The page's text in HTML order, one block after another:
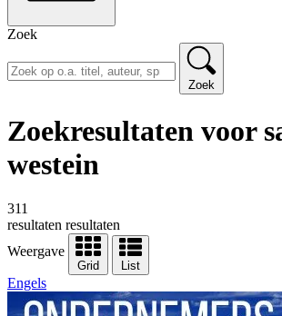
Zoek
Zoek
Zoekresultaten voor
westein
311
resultaten resultaten
Weergave
Grid List
Engels